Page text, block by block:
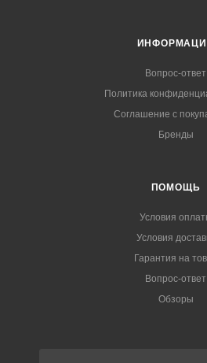
Вопрос-ответ
Политика
Соглашение с
Бренды
ПОМОЩЬ
Условия
Условия
Гарантия на
Вопрос-ответ
Обзоры